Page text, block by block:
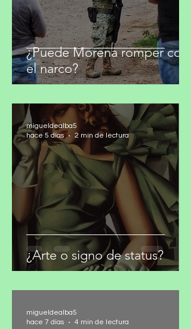
¿Puede Morena romper con
el narco?
¿Arte o signo de status?
migueldealba5
hace 5 días
2 min de lectura
migueldealba5
hace 7 días
4 min de lectura